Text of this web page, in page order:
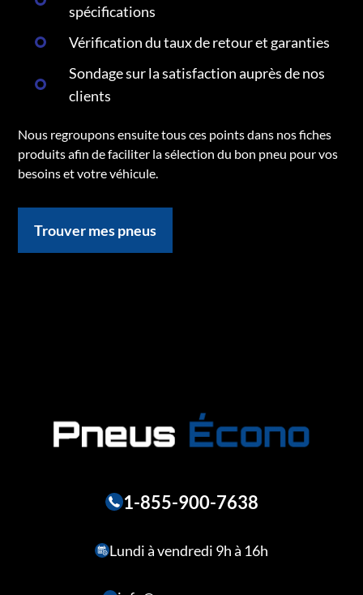
spécifications
Vérification du taux de retour et garanties
Sondage sur la satisfaction auprès de nos
clients
Nous regroupons ensuite tous ces points dans nos fiches
produits afin de faciliter la sélection du bon pneu pour vos
besoins et votre véhicule.
Trouver mes pneus
1-855-900-7638
Lundi à vendredi 9h à 16h